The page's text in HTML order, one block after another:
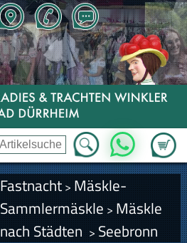
Zum
WhatsApp
Fastnacht> Mäskle-
Sammlermäskle > Mäskle
nach Städten > Seebronn